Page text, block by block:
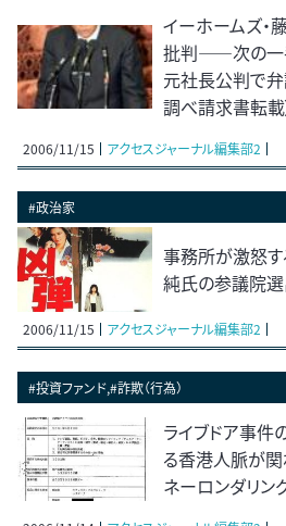
イーホームズ・
批判――次の一
元社長公判で
調べ請求書転載
2006/11/15 アクセスジャーナル編集部2
#政治家
事務所が激怒
純氏の参議院
2006/11/15 アクセスジャーナル編集部2
#投資ファンド,#詐欺（行為）
ライブドア事件
る香港人脈が関
ネーロンダリン